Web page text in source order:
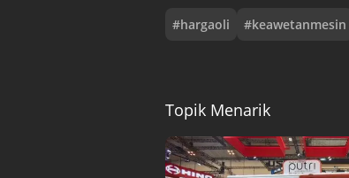
#hargaoli #keawetanmesin
Topik Menarik